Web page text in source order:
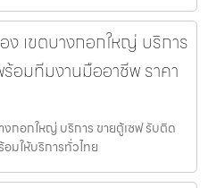
ง เขตบางกอกใหญ่ บริการ
อมทีมงานมืออาชีพ ราคา
กอกใหญ่ บริการ ขายตู้เซฟ รับติด
มให้บริการทั่วไทย